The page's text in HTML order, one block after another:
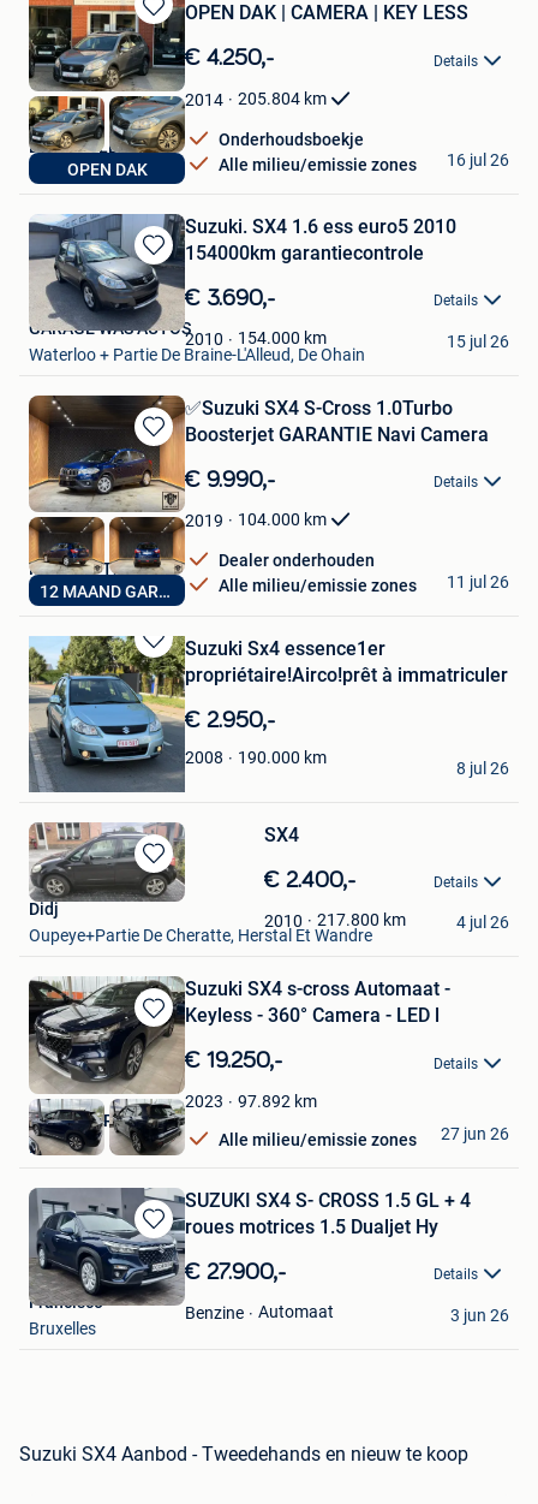
Bewaren
in
Mijn
Favorieten
OPEN DAK
OPEN DAK | CAMERA | KEY LESS
€ 4.250,- Details
2014 205.804 km
Onderhoudsboekje
Alle milieu/emissie zones
DZ CARS LEBBEKE
Lebbeke
16 jul 26
Bewaren
in
Mijn
Favorieten
Suzuki. SX4 1.6 ess euro5 2010
154000km garantiecontrole
€ 3.690,- Details
2010 154.000 km
GARAGE WAS AUTOS
Waterloo + Partie De Braine-L'Alleud, De Ohain
15 jul 26
Bewaren
in
Mijn
Favorieten
12 MAAND GARANTIE
✅Suzuki SX4 S-Cross 1.0Turbo
Boosterjet GARANTIE Navi Camera
€ 9.990,- Details
2019 104.000 km
Dealer onderhouden
Alle milieu/emissie zones
MBM Car Trade
Genk
11 jul 26
Bewaren
in
Mijn
Favorieten
Suzuki Sx4 essence1er
propriétaire!Airco!prêt à immatriculer
€ 2.950,-
2008 190.000 km
Nadir Dalouda
Wolvertem
8 jul 26
Bewaren
in
Favorieten
SX4
€ 2.400,- Details
2010 217.800 km
Didj
Oupeye+Partie De Cheratte, Herstal Et Wandre
4 jul 26
Bewaren
in
Mijn
Favorieten
Suzuki SX4 s-cross Automaat -
Keyless - 360° Camera - LED l
€ 19.250,- Details
2023 97.892 km
Alle milieu/emissie zones
Decocars Roeselare
Roeselare
27 jun 26
Bewaren
in
Mijn
Favorieten
SUZUKI SX4 S- CROSS 1.5 GL + 4
roues motrices 1.5 Dualjet Hy
€ 27.900,- Details
Benzine Automaat
Francisco
Bruxelles
3 jun 26
Suzuki SX4 Aanbod - Tweedehands en nieuw te koop